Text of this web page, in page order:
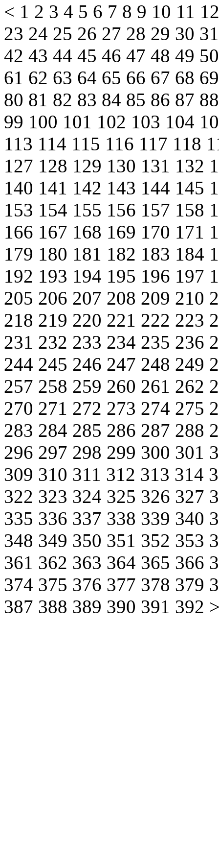
< 1 2 3 4 5 6 7 8 9 10 11
23 24 25 26 27 28 29 30
42 43 44 45 46 47 48 49
61 62 63 64 65 66 67 68
80 81 82 83 84 85 86 87
99 100 101 102 103 104
113 114 115 116 117 118
127 128 129 130 131 132
140 141 142 143 144 145
153 154 155 156 157 158
166 167 168 169 170 171
179 180 181 182 183 184
192 193 194 195 196 197
205 206 207 208 209 210
218 219 220 221 222 223
231 232 233 234 235 236
244 245 246 247 248 249
257 258 259 260 261 262
270 271 272 273 274 275
283 284 285 286 287 288
296 297 298 299 300 301
309 310 311 312 313 314
322 323 324 325 326 327
335 336 337 338 339 340
348 349 350 351 352 353
361 362 363 364 365 366
374 375 376 377 378 379
387 388 389 390 391 392